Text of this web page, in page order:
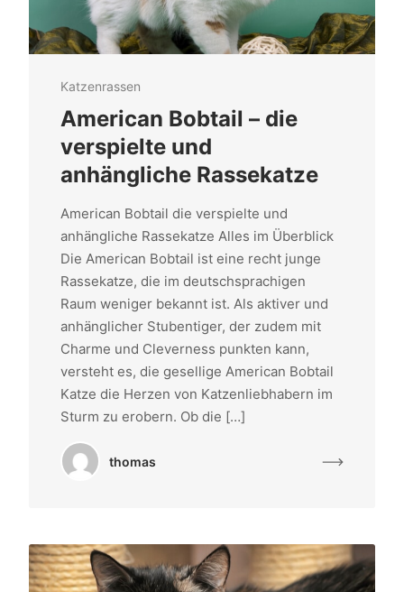
Katzenrassen
American Bobtail – die
verspielte und
anhängliche Rassekatze
American Bobtail die verspielte und
anhängliche Rassekatze Alles im Überblick
Die American Bobtail ist eine recht junge
Rassekatze, die im deutschsprachigen
Raum weniger bekannt ist. Als aktiver und
anhänglicher Stubentiger, der zudem mit
Charme und Cleverness punkten kann,
versteht es, die gesellige American Bobtail
Katze die Herzen von Katzenliebhabern im
Sturm zu erobern. Ob die […]
thomas